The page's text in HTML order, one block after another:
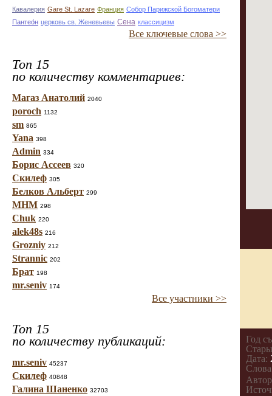
Кавалерия Gare St. Lazare Франция Собор Парижской Богоматери
Пантео́н церковь св. Женевьевы Сена классицизм
Все ключевые слова >>
Топ 15
по количеству комментариев:
Магаз Анатолий 2040
poroch 1132
sm 865
Yana 398
Admin 334
Борис Ассеев 320
Скилеф 305
Белков Альберт 299
МНМ 298
Chuk 220
alek48s 216
Grozniy 212
Strannic 202
Брат 198
mr.seniv 174
Все участники >>
Топ 15
по количеству публикаций:
mr.seniv 45237
Скилеф 40848
Галина Шаненко 32703
Год
Дата: